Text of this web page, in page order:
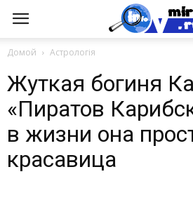
Домой Астрологія
Жуткая богиня
«Пиратов
в жизни она
красавица